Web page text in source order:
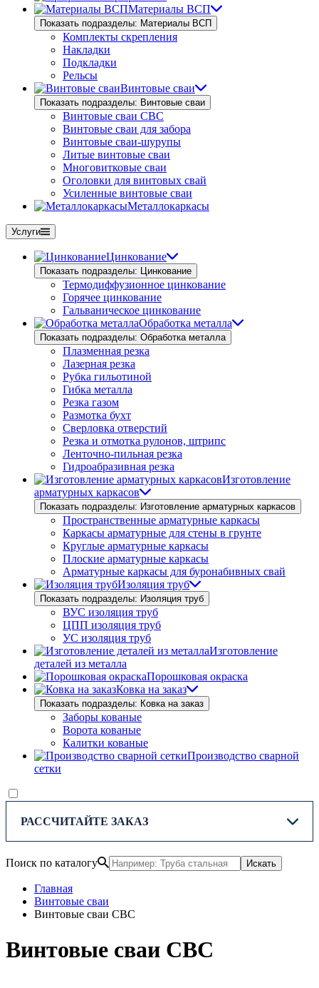
Материалы ВСП
Показать подразделы: Материалы ВСП
Комплекты скрепления
Накладки
Подкладки
Рельсы
Винтовые сваи
Показать подразделы: Винтовые сваи
Винтовые сваи СВС
Винтовые сваи для забора
Винтовые сваи-шурупы
Литые винтовые сваи
Многовитковые сваи
Оголовки для винтовых свай
Усиленные винтовые сваи
Металлокаркасы
Услуги
Цинкование
Показать подразделы: Цинкование
Термодиффузионное цинкование
Горячее цинкование
Гальваническое цинкование
Обработка металла
Показать подразделы: Обработка металла
Плазменная резка
Лазерная резка
Рубка гильотиной
Гибка металла
Резка газом
Размотка бухт
Сверловка отверстий
Резка и отмотка рулонов, штрипс
Ленточно-пильная резка
Гидроабразивная резка
Изготовление
арматурных каркасов
Показать подразделы: Изготовление арматурных каркасов
Пространственные арматурные каркасы
Каркасы арматурные для стены в грунте
Круглые арматурные каркасы
Плоские арматурные каркасы
Арматурные каркасы для буронабивных свай
Изоляция труб
Показать подразделы: Изоляция труб
ВУС изоляция труб
ЦПП изоляция труб
УС изоляция труб
Изготовление
деталей из металла
Порошковая окраска
Ковка на заказ
Показать подразделы: Ковка на заказ
Заборы кованые
Ворота кованые
Калитки кованые
Производство сварной
сетки
РАССЧИТАЙТЕ ЗАКАЗ
Поиск по каталогу Искать
Главная
Винтовые сваи
Винтовые сваи СВС
Винтовые сваи СВС